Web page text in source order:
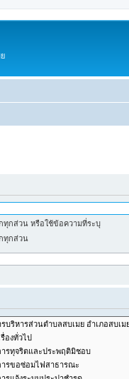
ทุกส่วน หรือใช้ข้อความที่ระบุ
ทุกส่วน